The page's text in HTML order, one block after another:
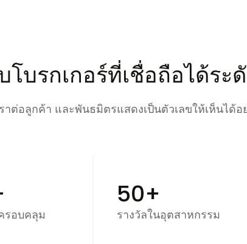
บรกเกอร์ที่เชื่อถือได้ระ
าต่อลูกค้า และพันธมิตรแสดงเป็นตัวเลขให้เห็นได้อ
รอบคลุม
50+
รางวัลในอุตสาหกรรม